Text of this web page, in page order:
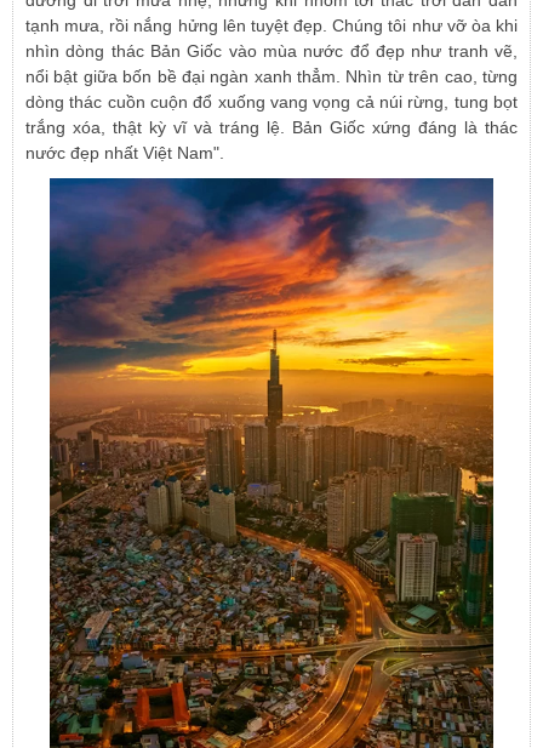
tạnh mưa, rồi nắng hửng lên tuyệt đẹp. Chúng tôi như vỡ òa khi
nhìn dòng thác Bản Giốc vào mùa nước đổ đẹp như tranh vẽ,
nổi bật giữa bốn bề đại ngàn xanh thẳm. Nhìn từ trên cao, từng
dòng thác cuồn cuộn đổ xuống vang vọng cả núi rừng, tung bọt
trắng xóa, thật kỳ vĩ và tráng lệ. Bản Giốc xứng đáng là thác
nước đẹp nhất Việt Nam".